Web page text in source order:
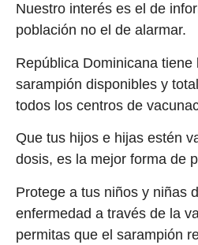
Nuestro interés es el de
población no el de alarmar.
República Dominicana tiene
sarampión disponibles y
todos los centros de
Que tus hijos e hijas estén
dosis, es la mejor forma de
Protege a tus niños y niñas
enfermedad a través de la
permitas que el sarampión